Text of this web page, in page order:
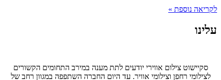
לקריאה נוספת »
עלינו
סקיישוט צילום אווירי יודעים לתת מענה במירב התחומים הקשורים
לצילומי רחפן וצילומי אוויר. עד היום החברה השתפפה במגוון רחב של